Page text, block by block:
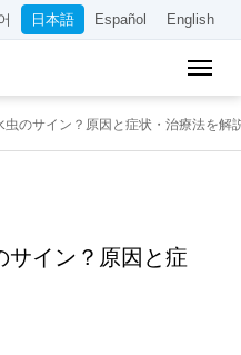
日本語 Español English
虫のサイン？原因と症状・治療法を解
サイン？原因と症